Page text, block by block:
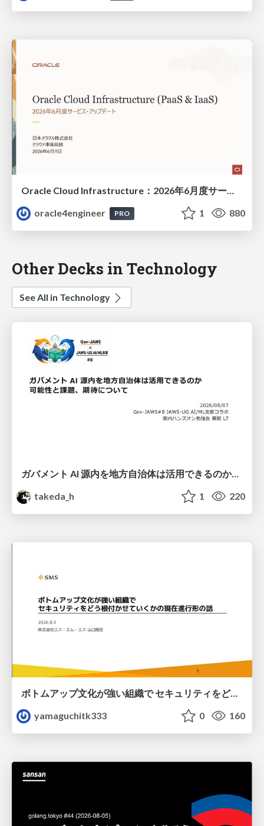
Oracle Cloud Infrastructure：2026年6月度サービス・アップデート
oracle4engineer
PRO 1 880
Other Decks in Technology
See All in Technology
ガバメント AI 源内を地方自治体は活用できるのか 可能性と課題、期待について
takeda_h
1 220
ボトムアップ文化が強い組織で セキュリティをどう根付かせていくかの現在進行形の話 / Making Security Stick in a Bottom-Up Organization
yamaguchitk333
0 160